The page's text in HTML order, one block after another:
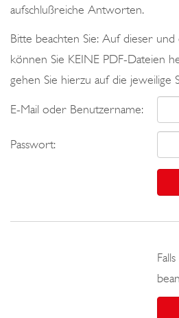
aufschlußreiche Antworten.
Bitte beachten Sie: Auf dieser
können Sie KEINE PDF-Dateien
gehen Sie hierzu auf die jeweilige
E-Mail oder Benutzername:
Passwort: